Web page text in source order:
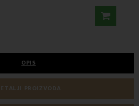
OPIS
PROIZVODA